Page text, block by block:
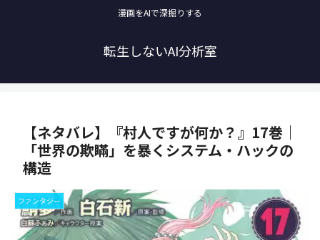
漫画をAIで深掘りする
転生しないAI分析室
【ネタバレ】『村人ですが何か？』17巻｜
「世界の欺瞞」を暴くシステム・ハックの
構造
ファンタジー